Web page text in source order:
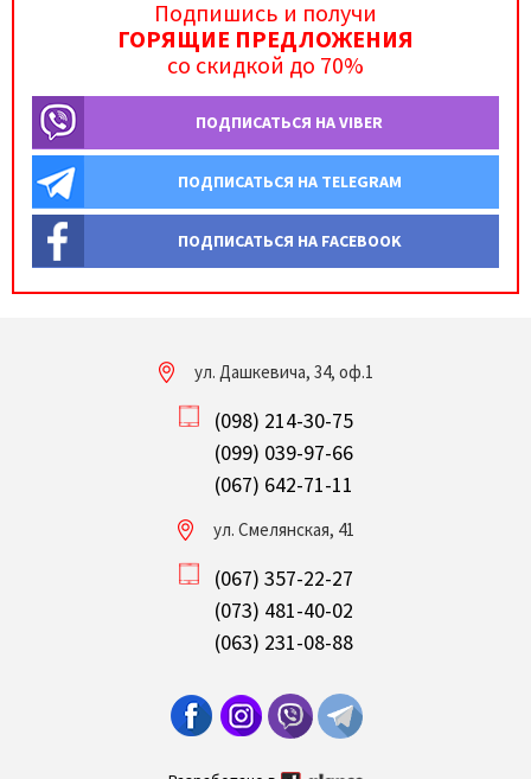
Подпишись и получи
ГОРЯЩИЕ ПРЕДЛОЖЕНИЯ
со скидкой до 70%
ПОДПИСАТЬСЯ НА VIBER
ПОДПИСАТЬСЯ НА TELEGRAM
ПОДПИСАТЬСЯ НА FACEBOOK
ул. Дашкевича, 34, оф.1
(098) 214-30-75
(099) 039-97-66
(067) 642-71-11
ул. Смелянская, 41
(067) 357-22-27
(073) 481-40-02
(063) 231-08-88